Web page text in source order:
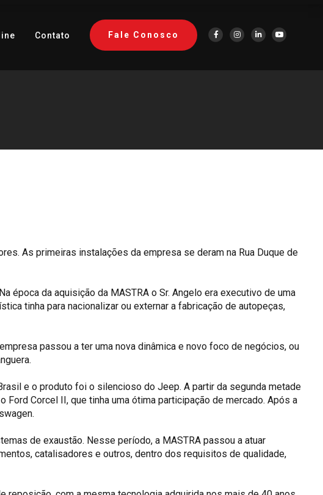
Contato Fale Conosco
As primeiras instalações da empresa se deram na Rua Duque de
época da aquisição da MASTRA o Sr. Angelo era executivo de uma
tinha para nacionalizar ou externar a fabricação de autopeças,
passou a ter uma nova dinâmica e novo foco de negócios, ou
e o produto foi o silencioso do Jeep. A partir da segunda metade
Corcel II, que tinha uma ótima participação de mercado. Após a
de exaustão. Nesse período, a MASTRA passou a atuar
catalisadores e outros, dentro dos requisitos de qualidade,